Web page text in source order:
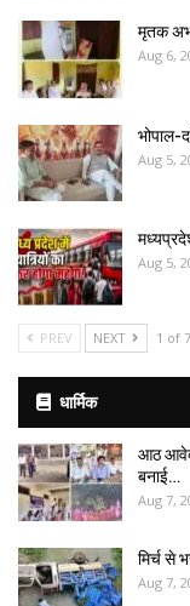
मृतक
Aug 6,
भोपाल-
Aug 5,
Aug 5,
PREV NEXT 1 of
धार्मिक
आठ
बनाई…
Aug 7,
मिर्च से
Aug 7,